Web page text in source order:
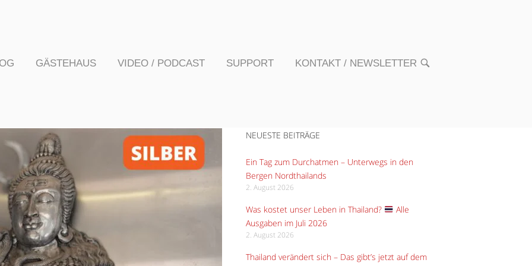
GÄSTEHAUS VIDEO / PODCAST SUPPORT KONTAKT / NEWSLETTER OPEN
NEUESTE BEITRÄGE
Ein Tag zum Durchatmen – Unterwegs in den
Bergen Nordthailands
2. August 2026
Was kostet unser Leben in Thailand?
Alle
Ausgaben im Juli 2026
2. August 2026
Thailand verändert sich – Das gibt’s jetzt auf dem